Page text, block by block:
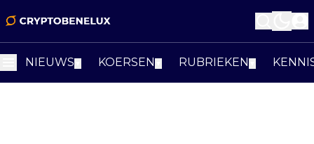
NIEUWS KOERSEN RUBRIEKEN